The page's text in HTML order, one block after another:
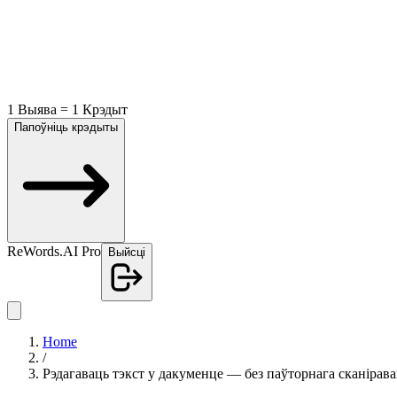
1 Выява = 1 Крэдыт
Папоўніць крэдыты
ReWords.AI Pro Выйсці
Home
/
Рэдагаваць тэкст у дакуменце — без паўторнага